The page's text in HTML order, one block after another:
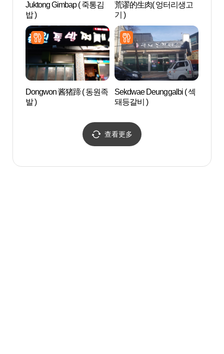
Juktong Gimbap ( 죽통김
밥 )
荒谬的生肉( 엉터리생고
기 )
Dongwon 酱猪蹄 ( 동원족
발 )
Sekdwae Deunggalbi ( 섹
돼등갈비 )
查看更多